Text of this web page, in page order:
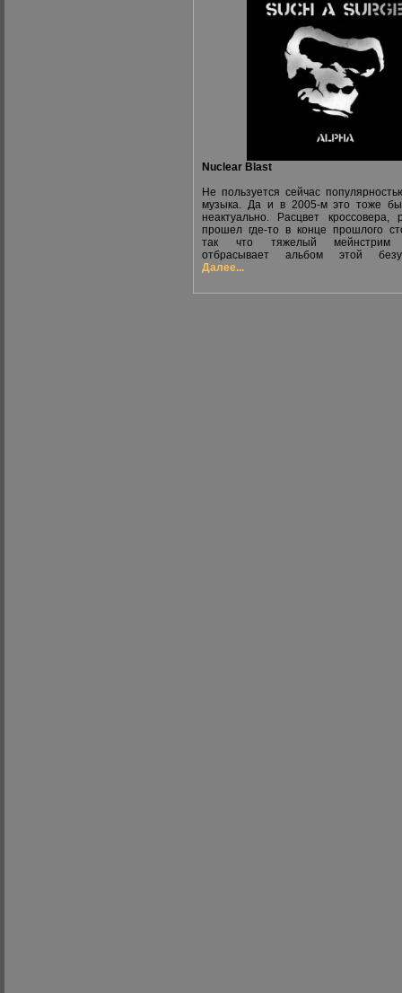
Nuclear Blast
Не пользуется сейчас
музыка. Да и в 2005-м это тоже
неактуально. Расцвет кроссовера,
прошел где-то в конце прошлого
так что тяжелый мейнстрим
отбрасывает альбом этой
Далее...